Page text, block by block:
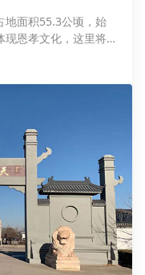
地面积55.3公顷，始
现恩孝文化，这里将
追思与逝者亲情对